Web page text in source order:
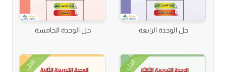
حل الوحدة الرابعة حل الوحدة الخامسة
الحل الحل